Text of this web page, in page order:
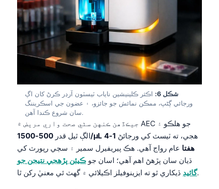
شڪل 6:
اڪثر ڪلينيشين ناياب ٽيسٽون آرڊر ڪرڻ کان اڳ
ورجائي ڳڻپ، ممڪن نمائش جو جائزو، ۽ عضون جي اسڪريننگ
سان شروع ڪندا آهن.
جيڪڏهن ڪنهن سٺي صحت واري مريض ۾ AEC جو هلڪو ۽
الڳ ٿيل قدر500-1500/µL هجي، ته ٽيسٽ کي ورجائڻ
1-4
هفتا عام رواج آهي. هڪ پيريفيرل سمير ۽ سڄي رپورٽ کي
ڌيان سان پڙهڻ اهم آهي؛ اسان جو ڪيئن پڙهجي نتيجن جو
گائيڊڏيکاري ٿو ته ايزينوفيلز اڪيلائي ۾ گهٽ ئي معنيٰ رکن ٿا.
پښتو
සිංහල
অসমীয়া
Galego
Latviešu valoda
Македонски јазик
Euskara
Gàidhlig
Occitan
العربية المغربية